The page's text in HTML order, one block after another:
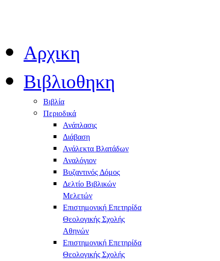
Αρχικη
Βιβλιοθηκη
Βιβλία
Περιοδικά
Ανάπλασις
Διάβαση
Ανάλεκτα Βλατάδων
Αναλόγιον
Βυζαντινός Δόμος
Δελτίο Βιβλικών
Μελετών
Επιστημονική Επετηρίδα
Θεολογικής Σχολής
Αθηνών
Επιστημονική Επετηρίδα
Θεολογικής Σχολής